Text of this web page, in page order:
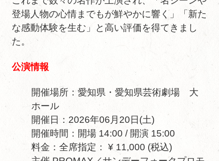
登場人物の心情までもが鮮やかに響く」「新た
な感動体験を生む」と高い評価を得てきまし
た。
公演情報
開催場所：愛知県・愛知県芸術劇場 大
ホール
開催日：2026年06月20日(土)
開催時間：開場 14:00 / 開演 15:00
料金：全席指定： ¥ 11,000 (税込)